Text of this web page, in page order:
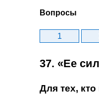
Вопросы
1
37. «Ее
Для тех,